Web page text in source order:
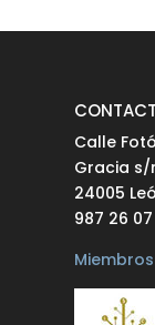
Calle
Gracia s/
24005
987 26